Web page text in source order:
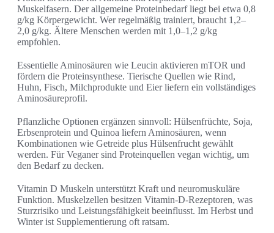
Muskelfasern. Der allgemeine Proteinbedarf liegt bei etwa 0,8
g/kg Körpergewicht. Wer regelmäßig trainiert, braucht 1,2–
2,0 g/kg. Ältere Menschen werden mit 1,0–1,2 g/kg
empfohlen.
Essentielle Aminosäuren wie Leucin aktivieren mTOR und
fördern die Proteinsynthese. Tierische Quellen wie Rind,
Huhn, Fisch, Milchprodukte und Eier liefern ein vollständiges
Aminosäureprofil.
Pflanzliche Optionen ergänzen sinnvoll: Hülsenfrüchte, Soja,
Erbsenprotein und Quinoa liefern Aminosäuren, wenn
Kombinationen wie Getreide plus Hülsenfrucht gewählt
werden. Für Veganer sind Proteinquellen vegan wichtig, um
den Bedarf zu decken.
Vitamin D Muskeln unterstützt Kraft und neuromuskuläre
Funktion. Muskelzellen besitzen Vitamin-D-Rezeptoren, was
Sturzrisiko und Leistungsfähigkeit beeinflusst. Im Herbst und
Winter ist Supplementierung oft ratsam.